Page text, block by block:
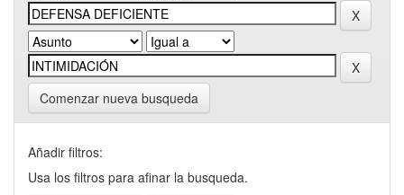
Comenzar nueva busqueda
Añadir filtros:
Usa los filtros para afinar la busqueda.